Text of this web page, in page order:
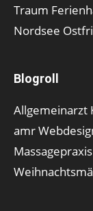
Traum
Nordsee
Blogroll
Allgemeinarzt
amr